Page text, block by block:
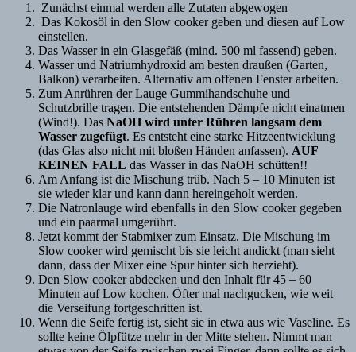
Zunächst einmal werden alle Zutaten abgewogen
Das Kokosöl in den Slow cooker geben und diesen auf Low
einstellen.
Das Wasser in ein Glasgefäß (mind. 500 ml fassend) geben.
Wasser und Natriumhydroxid am besten draußen (Garten,
Balkon) verarbeiten. Alternativ am offenen Fenster arbeiten.
Zum Anrühren der Lauge Gummihandschuhe und
Schutzbrille tragen. Die entstehenden Dämpfe nicht einatmen
(Wind!). Das NaOH wird unter Rühren langsam dem
Wasser zugefügt. Es entsteht eine starke Hitzeentwicklung
(das Glas also nicht mit bloßen Händen anfassen). AUF
KEINEN FALL das Wasser in das NaOH schütten!!
Am Anfang ist die Mischung trüb. Nach 5 – 10 Minuten ist
sie wieder klar und kann dann hereingeholt werden.
Die Natronlauge wird ebenfalls in den Slow cooker gegeben
und ein paarmal umgerührt.
Jetzt kommt der Stabmixer zum Einsatz. Die Mischung im
Slow cooker wird gemischt bis sie leicht andickt (man sieht
dann, dass der Mixer eine Spur hinter sich herzieht).
Den Slow cooker abdecken und den Inhalt für 45 – 60
Minuten auf Low kochen. Öfter mal nachgucken, wie weit
die Verseifung fortgeschritten ist.
Wenn die Seife fertig ist, sieht sie in etwa aus wie Vaseline. Es
sollte keine Ölpfütze mehr in der Mitte stehen. Nimmt man